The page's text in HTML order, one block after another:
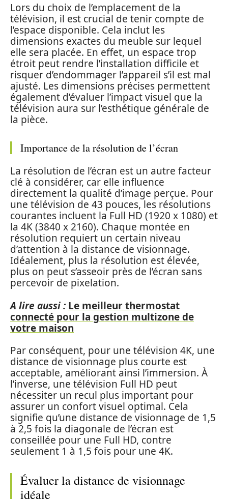
Lors du choix de l’emplacement de la
télévision, il est crucial de tenir compte de
l’espace disponible. Cela inclut les
dimensions exactes du meuble sur lequel
elle sera placée. En effet, un espace trop
étroit peut rendre l’installation difficile et
risquer d’endommager l’appareil s’il est mal
ajusté. Les dimensions précises permettent
également d’évaluer l’impact visuel que la
télévision aura sur l’esthétique générale de
la pièce.
Importance de la résolution de l’écran
La résolution de l’écran est un autre facteur
clé à considérer, car elle influence
directement la qualité d’image perçue. Pour
une télévision de 43 pouces, les résolutions
courantes incluent la Full HD (1920 x 1080) et
la 4K (3840 x 2160). Chaque montée en
résolution requiert un certain niveau
d’attention à la distance de visionnage.
Idéalement, plus la résolution est élevée,
plus on peut s’asseoir près de l’écran sans
percevoir de pixelation.
A lire aussi : Le meilleur thermostat
connecté pour la gestion multizone de
votre maison
Par conséquent, pour une télévision 4K, une
distance de visionnage plus courte est
acceptable, améliorant ainsi l’immersion. À
l’inverse, une télévision Full HD peut
nécessiter un recul plus important pour
assurer un confort visuel optimal. Cela
signifie qu’une distance de visionnage de 1,5
à 2,5 fois la diagonale de l’écran est
conseillée pour une Full HD, contre
seulement 1 à 1,5 fois pour une 4K.
Évaluer la distance de visionnage
idéale